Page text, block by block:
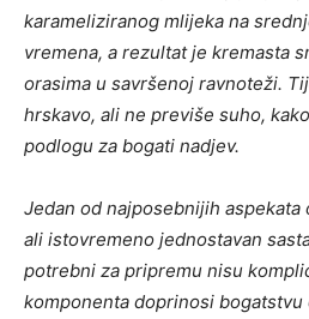
karameliziranog mlijeka na
vremena, a rezultat je kremasta
orasima u savršenoj ravnoteži.
hrskavo, ali ne previše suho,
podlogu za bogati nadjev.
Jedan od najposebnijih
ali istovremeno jednostavan
potrebni za pripremu nisu
komponenta doprinosi bogatstvu